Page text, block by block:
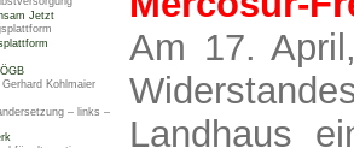
Jetzt
Kohlmaier
– links –
Am 17.
Landhaus